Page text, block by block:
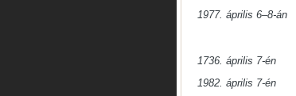
1977. április 6–8-án
1736. április 7-én
1982. április 7-én